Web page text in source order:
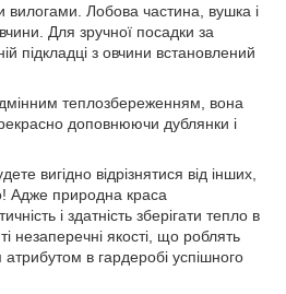
вилогами. Лобова частина, вушка і
Для зручної посадки за
підкладці з овчини встановлений
теплозбереженням, вона
доповнюючи дублянки і
вигідно відрізнятися від інших,
Адже природна краса
і здатність зберігати тепло в
незаперечні якості, що роблять
в гардеробі успішного